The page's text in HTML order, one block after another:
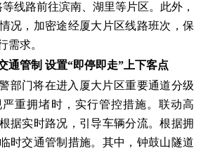
线路前往滨南、湖里等片区。此外，
况，加密途经厦大片区线路班次，保
需求。
通管制 设置“即停即走”上下客点
部门将在进入厦大片区重要通道分级
重拥堵时，实行管控措施。联动高
据实时路况，引导车辆分流。根据拥
时交通管制措施。其中，钟鼓山隧道